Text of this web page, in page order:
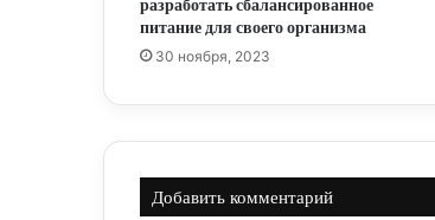
разработать сбалансированное
питание для своего организма
30 ноября, 2023
Добавить комментарий